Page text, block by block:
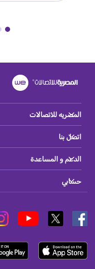
المصريه للاتصالات
اتصل بنا
الدعم و المساعدة
حسابي